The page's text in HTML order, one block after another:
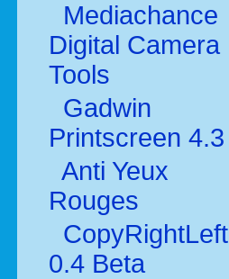
Mediachance
Digital Camera
Tools
Gadwin
Printscreen 4.3
Anti Yeux
Rouges
CopyRightLeft
0.4 Beta